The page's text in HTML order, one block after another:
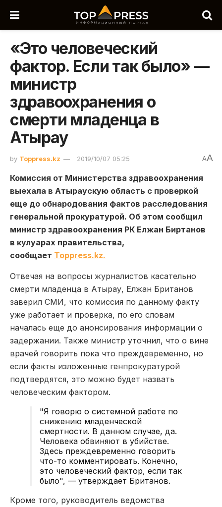
«Это человеческий
фактор. Если так было» —
министр
здравоохранения о
смерти младенца в
Атырау
by Toppress.kz 2019/10/07 05:25 AA
Комиссия от Министерства здравоохранения
выехала в Атыраускую область с проверкой
еще до обнародования фактов расследования
генеральной прокуратурой. Об этом сообщил
министр здравоохранения РК Елжан Биртанов
в кулуарах правительства,
сообщает Toppress.kz.
Отвечая на вопросы журналистов касательно
смерти младенца в Атырау, Елжан Британов
заверил СМИ, что комиссия по данному факту
уже работает и проверка, по его словам
началась еще до анонсирования информации о
задержании. Также министр уточнил, что о вине
врачей говорить пока что преждевременно, но
если факты изложенные генпрокуратурой
подтвердятся, это можно будет назвать
человеческим фактором.
"Я говорю о системной работе по
снижению младенческой
смертности. В данном случае, да.
Человека обвиняют в убийстве.
Здесь преждевременно говорить
что-то комментировать. Конечно,
это человеческий фактор, если так
было", — утверждает Британов.
Кроме того, руководитель ведомства